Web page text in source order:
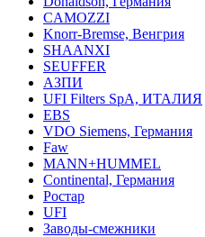
CAMOZZI
Knorr-Bremse, Венгрия
SHAANXI
SEUFFER
АЗПИ
UFI Filters SpA, ИТАЛИЯ
EBS
VDO Siemens, Германия
Faw
MANN+HUMMEL
Continental, Германия
Ростар
UFI
Заводы-смежники